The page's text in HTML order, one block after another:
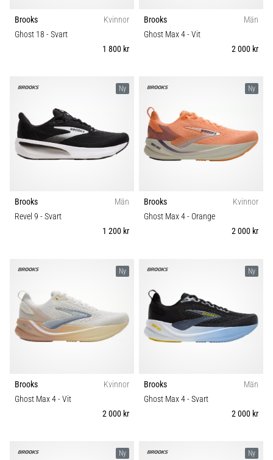
Brooks
Kvinnor
Ghost 18 - Svart
1 800 kr
Brooks
Män
Ghost Max 4- Vit
2 000 kr
Ny
Brooks
Män
Revel 9 - Svart
1 200 kr
Ny
Brooks
Kvinnor
Ghost Max 4- Orange
2 000 kr
Ny
Brooks
Kvinnor
Ghost Max 4- Vit
2 000 kr
Ny
Brooks
Män
Ghost Max 4- Svart
2 000 kr
Ny Ny